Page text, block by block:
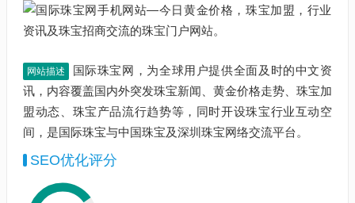
网站描述
国际珠宝网，为全球用户提供全面及时的中文资
讯，内容覆盖国内外突发珠宝新闻、黄金价格走势、珠宝加
盟动态、珠宝产品流行趋势等，同时开设珠宝行业互动空
间，是国际珠宝与中国珠宝及深圳珠宝网络交流平台。
SEO优化评分